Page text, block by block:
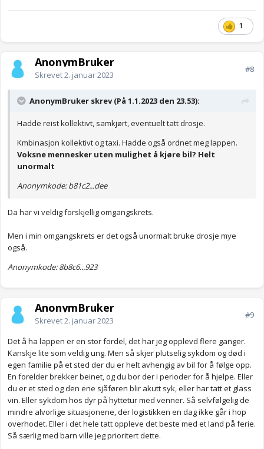
1
AnonymBruker
Skrevet2. januar 2023
#8
AnonymBruker skrev (På 1.1.2023 den 23.53):
Hadde reist kollektivt, samkjørt, eventuelt tatt drosje.
Kmbinasjon kollektivt og taxi. Hadde også ordnet meg lappen.
Voksne mennesker uten mulighet å kjøre bil? Helt
unormalt
Anonymkode: b81c2...dee
Da har vi veldig forskjellig omgangskrets.
Men i min omgangskrets er det også unormalt bruke drosje mye
også.
Anonymkode: 8b8c6...923
AnonymBruker
Skrevet2. januar 2023
#9
Det å ha lappen er en stor fordel, det har jeg opplevd flere ganger.
Kanskje lite som veldig ung. Men så skjer plutselig sykdom og død i
egen familie på et sted der du er helt avhengig av bil for å følge opp.
En forelder brekker beinet, og du bor der i perioder for å hjelpe. Eller
du er et sted og den ene sjåføren blir akutt syk, eller har tatt et glass
vin. Eller sykdom hos dyr på hyttetur med venner. Så selvfølgelig de
mindre alvorlige situasjonene, der logistikken en dag ikke går i hop
overhodet. Eller i det hele tatt oppleve det beste med et land på ferie.
Så særlig med barn ville jeg prioritert dette.